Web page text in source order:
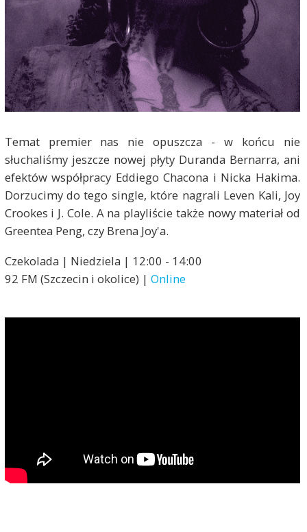
Temat premier nas nie opuszcza - w końcu nie
słuchaliśmy jeszcze nowej płyty Duranda Bernarra, ani
efektów współpracy Eddiego Chacona i Nicka Hakima.
Dorzucimy do tego single, które nagrali Leven Kali, Joy
Crookes i J. Cole. A na playliście także nowy materiał od
Greentea Peng, czy Brena Joy'a.
Czekolada | Niedziela | 12:00 - 14:00
92 FM (Szczecin i okolice) | Online